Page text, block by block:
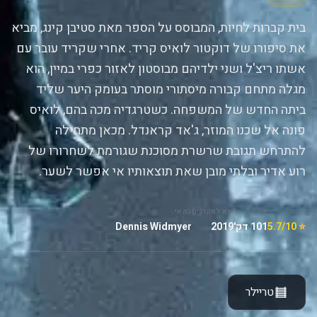
בית קברות לחיות, המבוסס על הספר מאת סטיבן קינג, מביא
את סיפורו של דוקטור לואיס קריד. אחרי שקריד עובר עם
אשתו ריצ'ל ושני ילדיהם מבוסטון לאזור כפרי במיין, הוא
מגלה מתחם קבורה מיסתורי מוסתר בעומק היער שליד
ביתה החדש של המשפחה. כשטרגדיה מכה בהם, לואיס
פונה אל שכנו המוזר, ג'אד קראנדל. מכאן מתחילה
להתרחש תגובת שרשרת מסוכנת שגורמת לשחרורו של
רוע אדיר ובלתי מובן שאת תוצאותיו אי אפשר לשער.
דירוג
⭐ 5.7/10
אורך
101 דק'
יצא לאקרנים
2019
במאי
Dennis Widmyer
טריילר